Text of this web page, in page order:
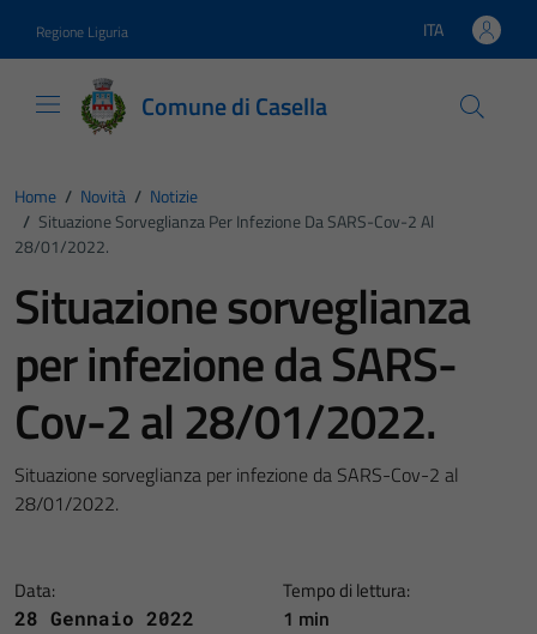
Regione Liguria Lingua attiva:
ITA
Comune di Casella
Home / Novità / Notizie
/ Situazione Sorveglianza Per Infezione Da SARS-Cov-2 Al
28/01/2022.
Situazione sorveglianza
per infezione da SARS-
Cov-2 al 28/01/2022.
Situazione sorveglianza per infezione da SARS-Cov-2 al
28/01/2022.
Data:
28 Gennaio 2022
Tempo di lettura:
1 min